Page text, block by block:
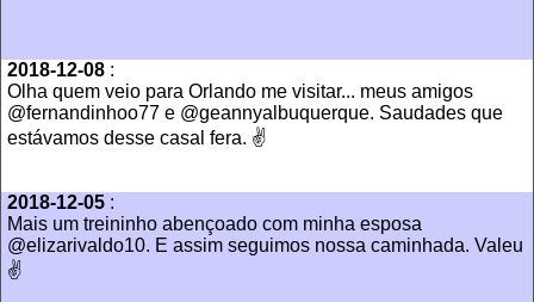
2018-12-08 :
Olha quem veio para Orlando me visitar... meus amigos
@fernandinhoo77 e @geannyalbuquerque. Saudades que
estávamos desse casal fera. ✌
2018-12-05 :
Mais um treininho abençoado com minha esposa
@elizarivaldo10. E assim seguimos nossa caminhada. Valeu
✌